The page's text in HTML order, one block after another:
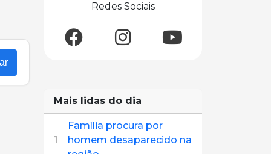
Redes Sociais
Mais lidas do dia
1
Família procura por
homem desaparecido na